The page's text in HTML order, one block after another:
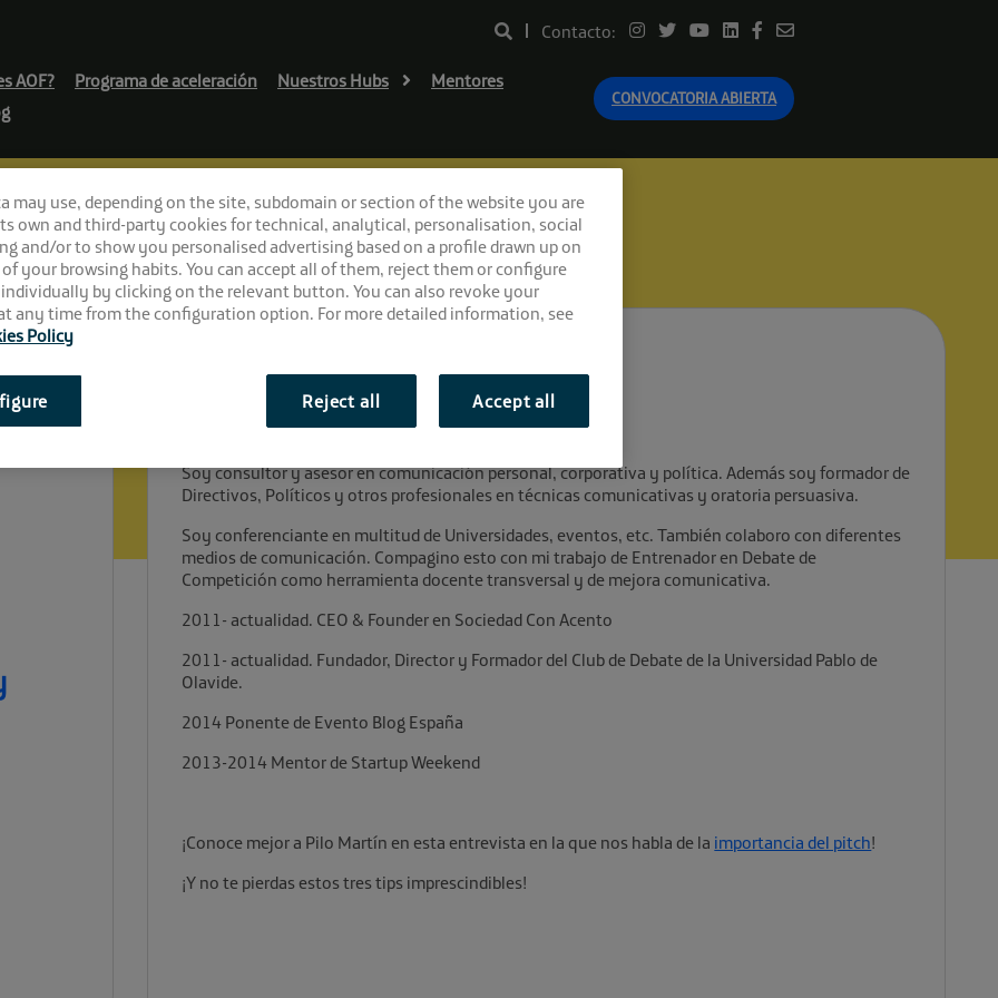
Contacto:
AOF? Programa de aceleración Nuestros Hubs
Mentores
CONVOCATORIA ABIERTA
Experiencia
Soy consultor y asesor en comunicación personal, corporativa y política. Además soy formador de
Directivos, Políticos y otros profesionales en técnicas comunicativas y oratoria persuasiva.
Soy conferenciante en multitud de Universidades, eventos, etc. También colaboro con diferentes
medios de comunicación. Compagino esto con mi trabajo de Entrenador en Debate de
Competición como herramienta docente transversal y de mejora comunicativa.
2011- actualidad. CEO & Founder en Sociedad Con Acento
2011- actualidad. Fundador, Director y Formador del Club de Debate de la Universidad Pablo de
Olavide.
2014 Ponente de Evento Blog España
2013-2014 Mentor de Startup Weekend
¡Conoce mejor a Pilo Martín en esta entrevista en la que nos habla de la importancia del pitch!
¡Y no te pierdas estos tres tips imprescindibles!
may use, depending on the site, subdomain or section of the website you are
own and third-party cookies for technical, analytical, personalisation, social
and/or to show you personalised advertising based on a profile drawn up on
your browsing habits. You can accept all of them, reject them or configure
by clicking on the relevant button. You can also revoke your
any time from the configuration option. For more detailed information, see
Policy
Reject all Accept all